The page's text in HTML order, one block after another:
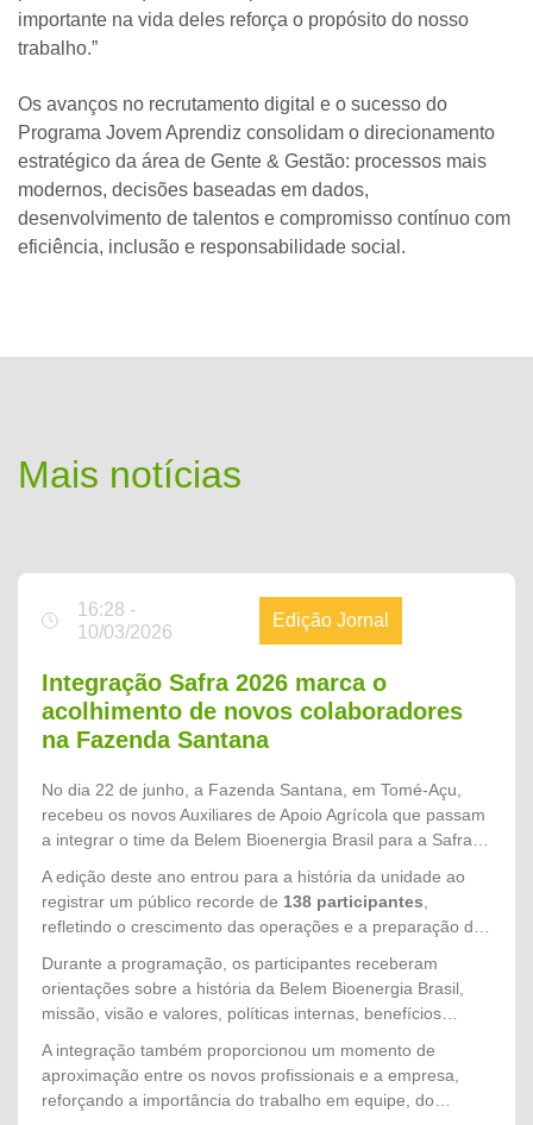
importante na vida deles reforça o propósito do nosso
trabalho.”
Os avanços no recrutamento digital e o sucesso do
Programa Jovem Aprendiz consolidam o direcionamento
estratégico da área de Gente & Gestão: processos mais
modernos, decisões baseadas em dados,
desenvolvimento de talentos e compromisso contínuo com
eficiência, inclusão e responsabilidade social.
Mais notícias
16:28 -
10/03/2026
Edição Jornal
Integração Safra 2026 marca o
acolhimento de novos colaboradores
na Fazenda Santana
No dia 22 de junho, a Fazenda Santana, em Tomé-Açu,
recebeu os novos Auxiliares de Apoio Agrícola que passam
a integrar o time da Belem Bioenergia Brasil para a Safra
integração teve como objetivo acolher os colaboradores,
apresentar a cultura organizacional da empresa e reforçar
os princípios que norteiam nossas operações,
especialmente o compromisso com a segurança, o respeito
às pessoas e a excelência no trabalho.
A edição deste ano entrou para a história da unidade ao
registrar um público recorde de 138 participantes
refletindo o crescimento das operações e a preparação da
colaboradores chegam para fortalecer as equipes de
campo e contribuir diretamente para o alcance das metas
da Safra 2026.
Durante a programação, os participantes receberam
orientações sobre a história da Belem Bioenergia Brasil,
missão, visão e valores, políticas internas, benefícios
normas de Segurança, Saúde e Meio Ambiente (SMS),
fundamentais para a realização das atividades com
responsabilidade e prevenção.
A integração também proporcionou um momento de
aproximação entre os novos profissionais e a empresa,
reforçando a importância do trabalho em equipe, do